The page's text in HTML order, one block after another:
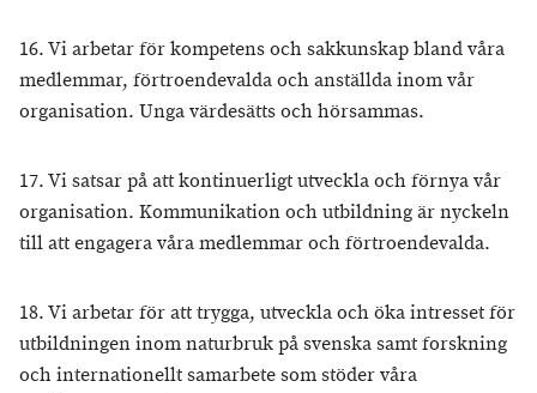
16. Vi arbetar för kompetens och sakkunskap bland våra
medlemmar, förtroendevalda och anställda inom vår
organisation. Unga värdesätts och hörsammas.
17. Vi satsar på att kontinuerligt utveckla och förnya vår
organisation. Kommunikation och utbildning är nyckeln
till att engagera våra medlemmar och förtroendevalda.
18. Vi arbetar för att trygga, utveckla och öka intresset för
utbildningen inom naturbruk på svenska samt forskning
och internationellt samarbete som stöder våra